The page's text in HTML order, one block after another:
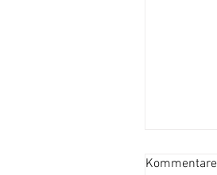
Kommentare